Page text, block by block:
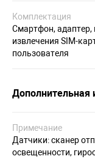
Комплектация
Смартфон, адаптер,
извлечения SIM-
пользователя
Дополнительная
Примечание
Датчики: сканер
освещенности,